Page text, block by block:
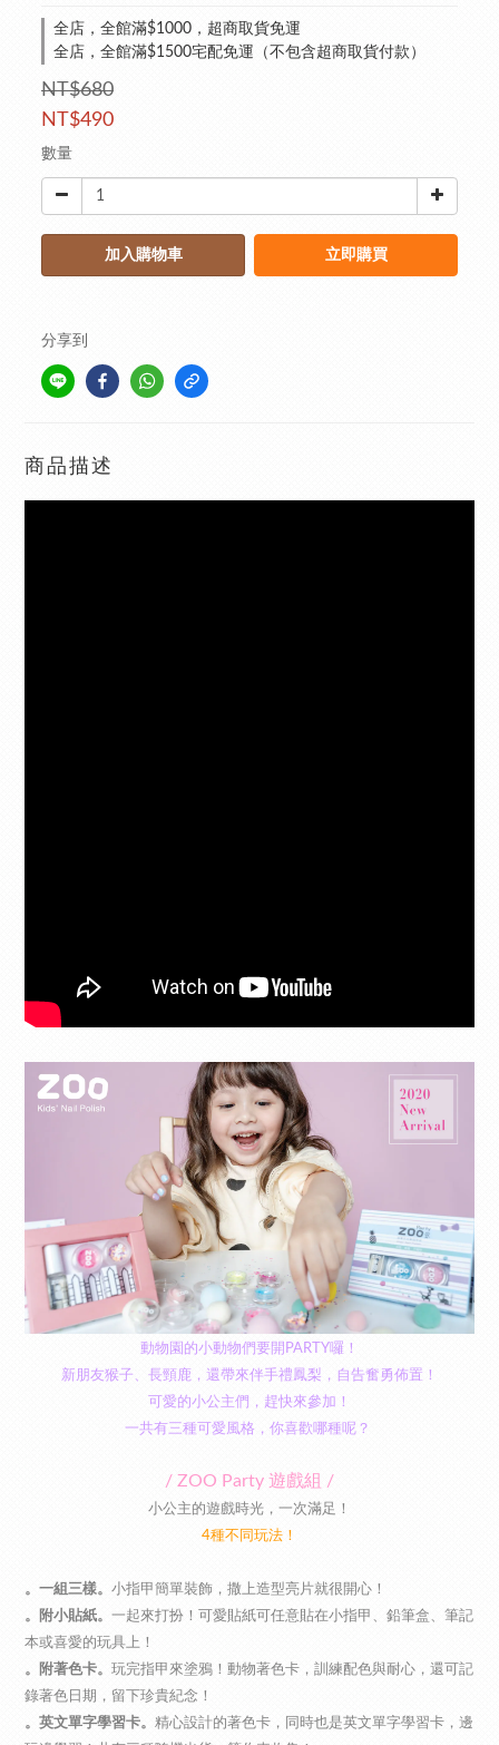
全店，全館滿$1000，超商取貨免運
全店，全館滿$1500宅配免運（不包含超商取貨付款）
NT$680
NT$490
數量
加入購物車 立即購買
分享到
商品描述
動物園的小動物們要開PARTY囉！
新朋友猴子、長頸鹿，還帶來伴手禮鳳梨，自告奮勇佈置！
可愛的小公主們，趕快來參加！
一共有三種可愛風格，你喜歡哪種呢？
/ ZOO Party 遊戲組 /
小公主的遊戲時光，一次滿足！
4種不同玩法！
。一組三樣。 小指甲簡單裝飾，撒上造型亮片就很開心！
。附小貼紙。 一起來打扮！可愛貼紙可任意貼在小指甲、鉛筆盒、筆記
本或喜愛的玩具上！
。附著色卡。 玩完指甲來塗鴉！動物著色卡，訓練配色與耐心，還可記
錄著色日期，留下珍貴紀念！
。英文單字學習卡。 精心設計的著色卡，同時也是英文單字學習卡，邊